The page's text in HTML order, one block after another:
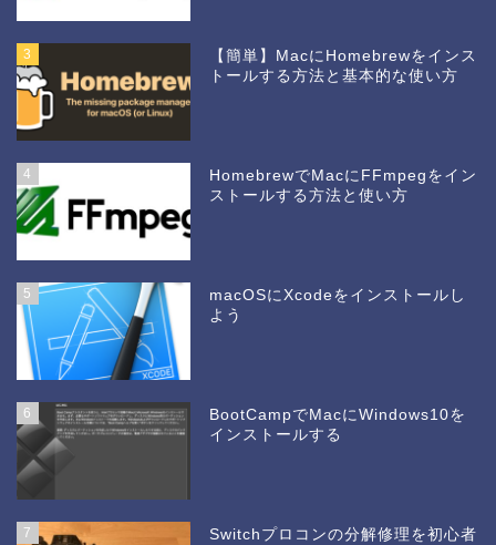
3
【簡単】MacにHomebrewをインス
トールする方法と基本的な使い方
4
HomebrewでMacにFFmpegをイン
ストールする方法と使い方
5
macOSにXcodeをインストールし
よう
6
BootCampでMacにWindows10を
インストールする
7
Switchプロコンの分解修理を初心者